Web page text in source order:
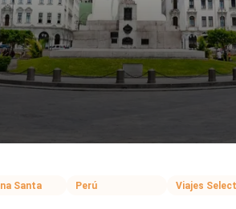
Santa Perú Viajes Select